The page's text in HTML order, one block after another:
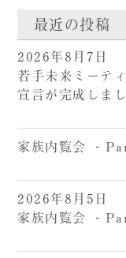
最近の投稿
2026年8月7日
若手未来ミーテ
宣言が完成しま
家族内覧会
2026年8月5日
家族内覧会